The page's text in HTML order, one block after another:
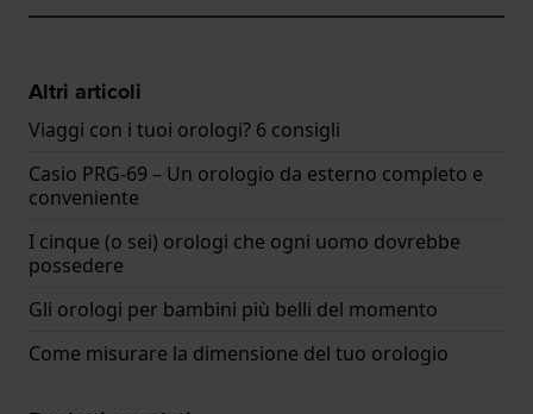
Altri articoli
Viaggi con i tuoi orologi? 6 consigli
Casio PRG-69 – Un orologio da esterno completo e
conveniente
I cinque (o sei) orologi che ogni uomo dovrebbe
possedere
Gli orologi per bambini più belli del momento
Come misurare la dimensione del tuo orologio